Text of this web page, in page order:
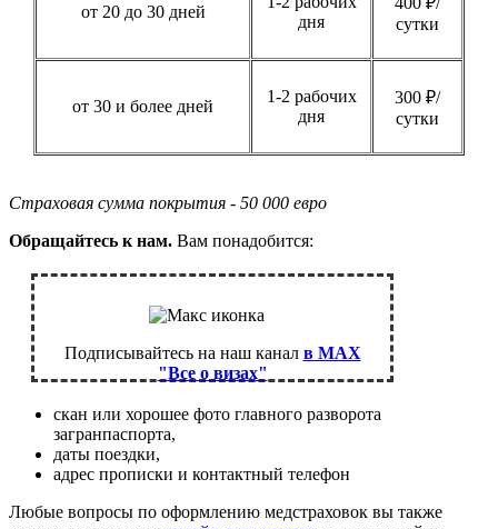
от 20 до 30 дней
дня
сутки
от 30 и более дней
1-2 рабочих
дня
300 ₽/
сутки
Страховая сумма покрытия - 50 000 евро
Обращайтесь к нам. Вам понадобится:
Подписывайтесь на наш канал в MAX
"Все о визах"
скан или хорошее фото главного разворота
загранпаспорта,
даты поездки,
адрес прописки и контактный телефон
Любые вопросы по оформлению медстраховок вы также